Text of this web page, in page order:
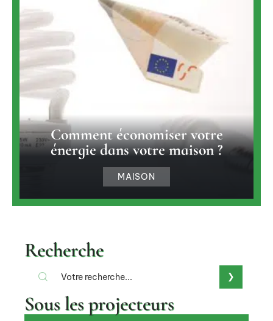
Comment économiser votre
énergie dans votre maison ?
MAISON
Recherche
Sous les projecteurs